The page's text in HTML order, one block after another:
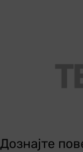
Дознајте